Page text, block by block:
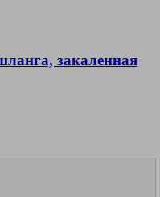
закаленная